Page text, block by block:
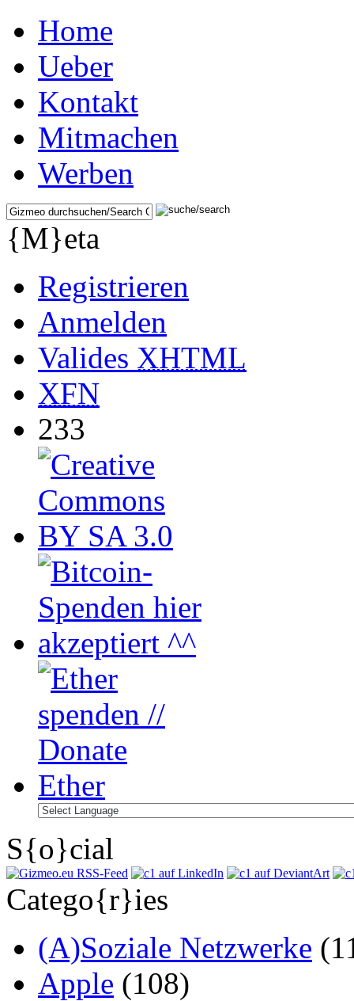
Home
Ueber
Kontakt
Mitmachen
Werben
{M}eta
Registrieren
Anmelden
Valides XHTML
XFN
233
S{o}cial
Catego{r}ies
(A)Soziale Netzwerke
Apple (108)